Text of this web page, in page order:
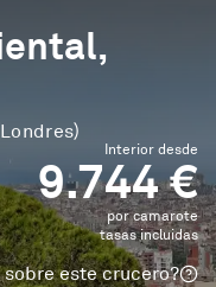
Interior desde
9.744 €
por camarote
tasas incluidas
este crucero?